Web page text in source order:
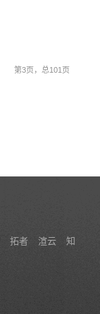
第3页，总101页
拓者 渲云
知